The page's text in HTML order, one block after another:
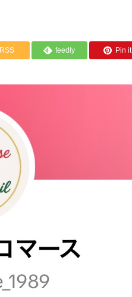
RSS feedly Pin it